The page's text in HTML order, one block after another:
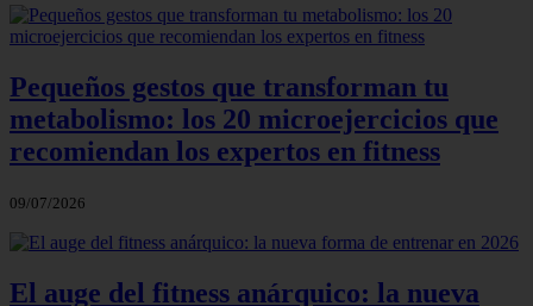
Pequeños gestos que transforman tu
metabolismo: los 20 microejercicios que
recomiendan los expertos en fitness
09/07/2026
El auge del fitness anárquico: la nueva